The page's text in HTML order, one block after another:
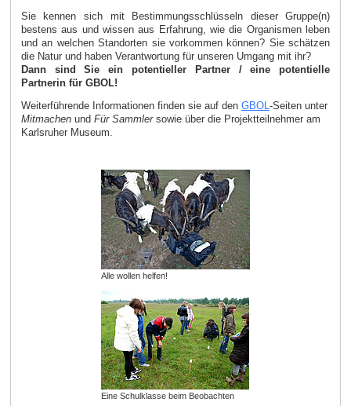
Sie kennen sich mit Bestimmungsschlüsseln dieser Gruppe(n)
bestens aus und wissen aus Erfahrung, wie die Organismen leben
und an welchen Standorten sie vorkommen können? Sie schätzen
die Natur und haben Verantwortung für unseren Umgang mit ihr?
Dann sind Sie ein potentieller Partner / eine potentielle
Partnerin für GBOL!
Weiterführende Informationen finden sie auf den GBOL-Seiten unter
Mitmachenund Für Sammlersowie über die Projektteilnehmer am
Karlsruher Museum.
Alle wollen helfen!
Eine Schulklasse beim Beobachten